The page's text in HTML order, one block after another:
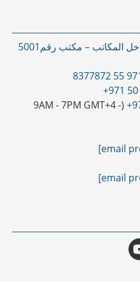
بناية فندق ايبيس – مدخل المكاتب – مكتب رقم5001
(9AM - 7PM GMT+4 -